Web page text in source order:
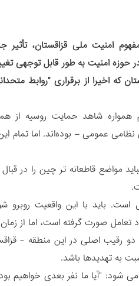
امنیت ملی قزاقستان، تأثیر
امنیت به طور قابل توجهی
که اخیرا از برقراری "روابط
همواره شاهد حمایت روسیه از
عمومی – بوده‌اند. اما تمام
مواضع قاطعانه تر چین را در
باید با این واقعیت روبرو
صورت گرفته است، اما از زمان
رقیب اصلی در این منطقه -
به تهدیدها باشد.
می شود: "آیا ما نفر بعدی خواهیم